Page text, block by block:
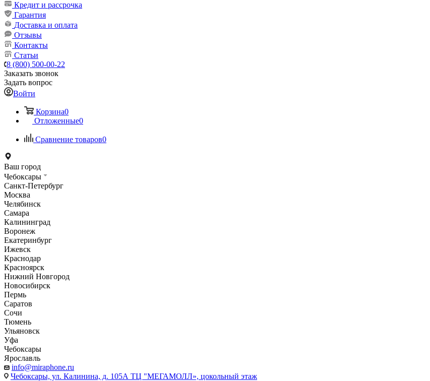
Кредит и рассрочка
Гарантия
Доставка и оплата
Отзывы
Контакты
Статьи
8 (800) 500-00-22
Заказать звонок
Задать вопрос
Войти
Корзина0
Отложенные0
Сравнение товаров0
Ваш город
Чебоксары
Санкт-Петербург
Москва
Челябинск
Самара
Калининград
Воронеж
Екатеринбург
Ижевск
Краснодар
Красноярск
Нижний Новгород
Новосибирск
Пермь
Саратов
Сочи
Тюмень
Ульяновск
Уфа
Чебоксары
Ярославль
info@miraphone.ru
Чебоксары, ул. Калинина, д. 105А ТЦ "МЕГАМОЛЛ», цокольный этаж